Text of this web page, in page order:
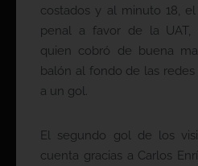
costados y al minuto 18,
penal a favor de la UAT,
quien cobró de buena
balón al fondo de las
a un gol.
El segundo gol de los
cuenta gracias a Carlos